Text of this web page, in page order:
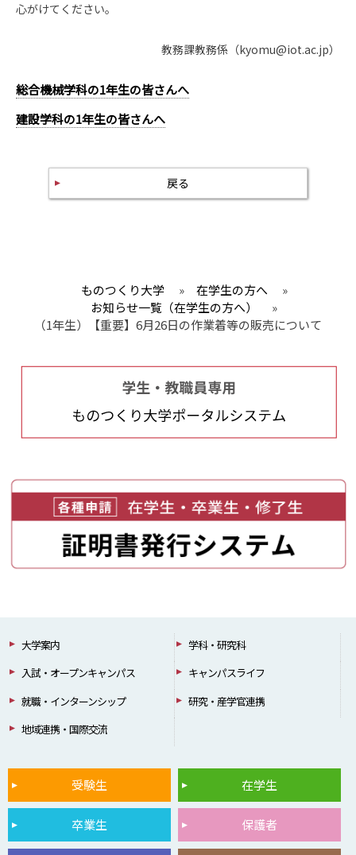
心がけてください。
教務課教務係（kyomu@iot.ac.jp）
総合機械学科の1年生の皆さんへ
建設学科の1年生の皆さんへ
戻る
ものつくり大学 » 在学生の方へ
»
お知らせ一覧（在学生の方へ）
»
（1年生）【重要】6月26日の作業着等の販売について
大学案内
学科・研究科
入試・オープンキャンパス
キャンパスライフ
就職・インターンシップ
研究・産学官連携
地域連携・国際交流
受験生 在学生
卒業生 保護者